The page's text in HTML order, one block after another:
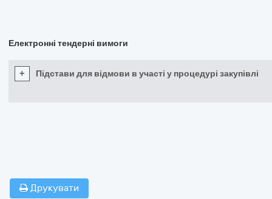
Електронні тендерні вимоги
+ Підстави для відмови в участі у процедурі закупівлі
Друкувати